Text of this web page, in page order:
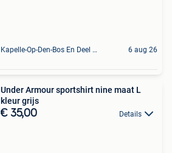
Kapelle-Op-Den-Bos En Deel Van Zemst 6 aug 26
Under Armour sportshirt nine maat L
kleur grijs
€ 35,00 Details